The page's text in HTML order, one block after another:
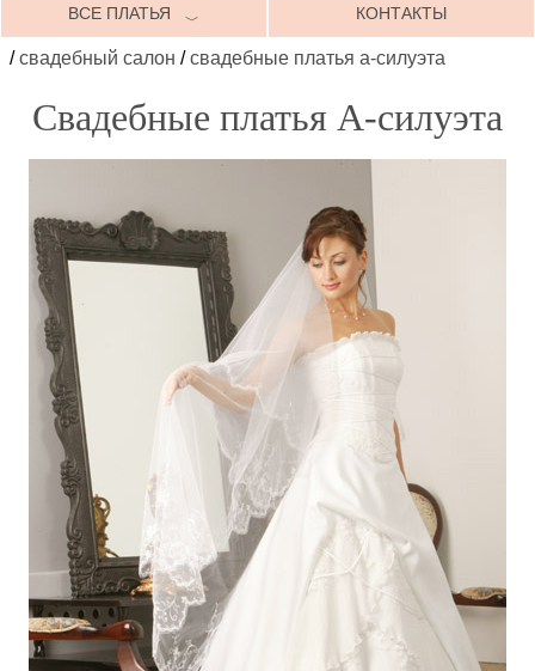
ВСЕ ПЛАТЬЯ ﹀ КОНТАКТЫ
/свадебный салон /свадебные платья а-силуэта
Свадебные платья А-силуэта